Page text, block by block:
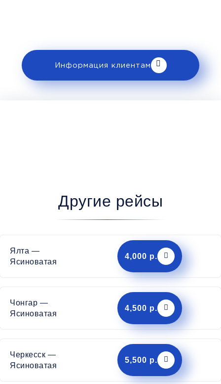
Информация клиентам
Другие рейсы
Ялта —
Ясиноватая
4,000 р.
Чонгар —
Ясиноватая
4,500 р.
Черкесск —
Ясиноватая
5,500 р.